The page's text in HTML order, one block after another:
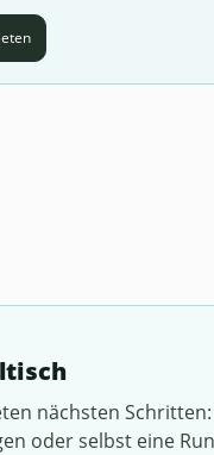
nächsten
oder selbst eine